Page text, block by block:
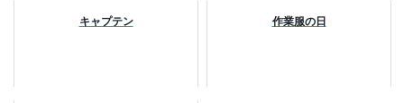
キャプテン 作業服の日